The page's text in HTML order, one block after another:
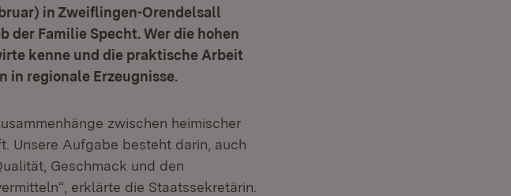
in Zweiflingen-Orendelsall
der Familie Specht. Wer die hohen
kenne und die praktische Arbeit
in regionale Erzeugnisse.
zwischen heimischer
Unsere Aufgabe besteht darin, auch
Geschmack und den
erklärte die Staatssekretärin.